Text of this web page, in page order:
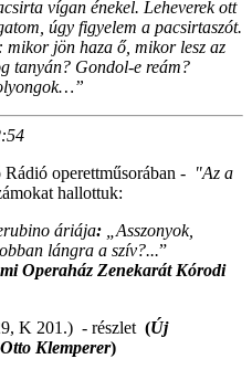
vígan énekel. Leheverek ott
úgy figyelem a pacsirtaszót.
mikor jön haza ő, mikor lesz az
tanyán? Gondol-e reám?
operettműsorában - "Az a
hallottuk:
áriája:
„Asszonyok,
lángra a szív?...”
Operaház Zenekarát Kórodi
K 201.) - részlet (Új
Klemperer)